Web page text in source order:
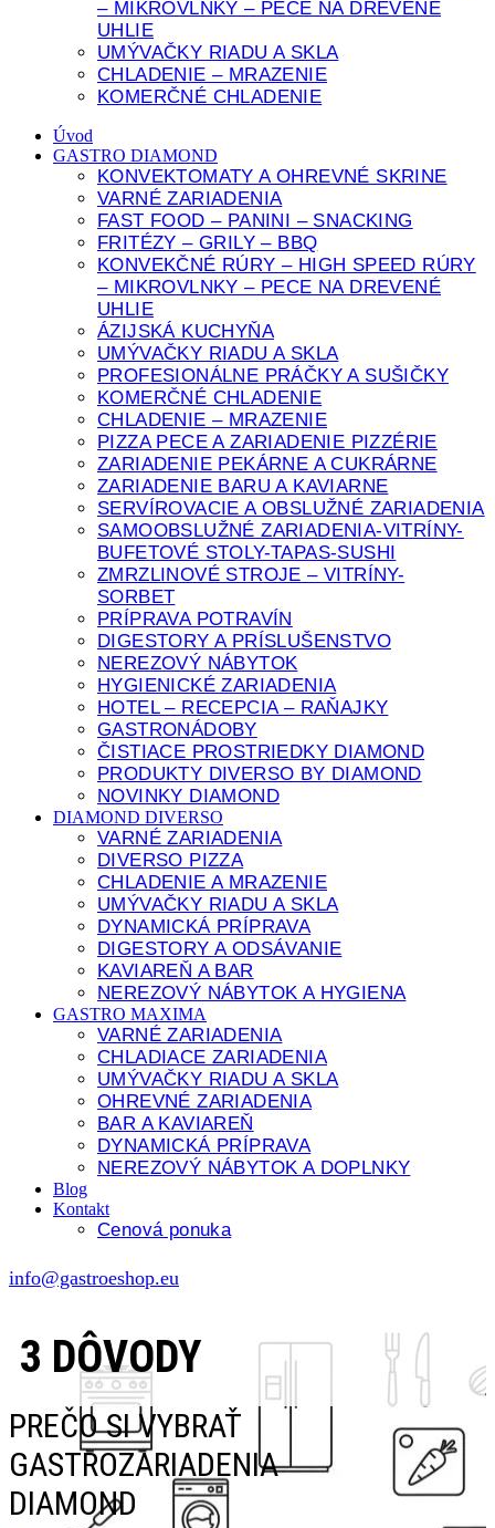
– MIKROVLNKY – PECE NA DREVENÉ
UHLIE
UMÝVAČKY RIADU A SKLA
CHLADENIE – MRAZENIE
KOMERČNÉ CHLADENIE
Úvod
GASTRO DIAMOND
KONVEKTOMATY A OHREVNÉ SKRINE
VARNÉ ZARIADENIA
FAST FOOD – PANINI – SNACKING
FRITÉZY – GRILY – BBQ
KONVEKČNÉ RÚRY – HIGH SPEED RÚRY
– MIKROVLNKY – PECE NA DREVENÉ
UHLIE
ÁZIJSKÁ KUCHYŇA
UMÝVAČKY RIADU A SKLA
PROFESIONÁLNE PRÁČKY A SUŠIČKY
KOMERČNÉ CHLADENIE
CHLADENIE – MRAZENIE
PIZZA PECE A ZARIADENIE PIZZÉRIE
ZARIADENIE PEKÁRNE A CUKRÁRNE
ZARIADENIE BARU A KAVIARNE
SERVÍROVACIE A OBSLUŽNÉ ZARIADENIA
SAMOOBSLUŽNÉ ZARIADENIA-VITRÍNY-
BUFETOVÉ STOLY-TAPAS-SUSHI
ZMRZLINOVÉ STROJE – VITRÍNY-
SORBET
PRÍPRAVA POTRAVÍN
DIGESTORY A PRÍSLUŠENSTVO
NEREZOVÝ NÁBYTOK
HYGIENICKÉ ZARIADENIA
HOTEL – RECEPCIA – RAŇAJKY
GASTRONÁDOBY
ČISTIACE PROSTRIEDKY DIAMOND
PRODUKTY DIVERSO BY DIAMOND
NOVINKY DIAMOND
DIAMOND DIVERSO
VARNÉ ZARIADENIA
DIVERSO PIZZA
CHLADENIE A MRAZENIE
UMÝVAČKY RIADU A SKLA
DYNAMICKÁ PRÍPRAVA
DIGESTORY A ODSÁVANIE
KAVIAREŇ A BAR
NEREZOVÝ NÁBYTOK A HYGIENA
GASTRO MAXIMA
VARNÉ ZARIADENIA
CHLADIACE ZARIADENIA
UMÝVAČKY RIADU A SKLA
OHREVNÉ ZARIADENIA
BAR A KAVIAREŇ
DYNAMICKÁ PRÍPRAVA
NEREZOVÝ NÁBYTOK A DOPLNKY
Blog
Kontakt
Cenová ponuka
info@gastroeshop.eu
3 DÔVODY
PREČO SI VYBRAŤ
GASTROZARIADENIA
DIAMOND
odmietnete,
niektoré
funkcie z
webovej
stránky zmiznú.
všetko